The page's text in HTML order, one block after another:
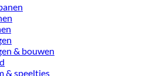
& bouwen
& speeltjes